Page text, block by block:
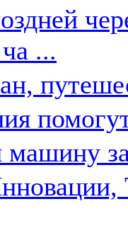
...